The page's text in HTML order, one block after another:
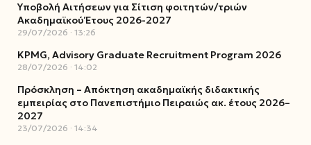
Υποβολή Αιτήσεων για Σίτιση φοιτητών/τριών
Ακαδημαϊκού Έτους 2026-2027
29/07/2026 13:26
KPMG, Advisory Graduate Recruitment Program 2026
28/07/2026 14:02
Πρόσκληση – Απόκτηση ακαδημαϊκής διδακτικής
εμπειρίας στο Πανεπιστήμιο Πειραιώς ακ. έτους 2026–
2027
23/07/2026 14:34